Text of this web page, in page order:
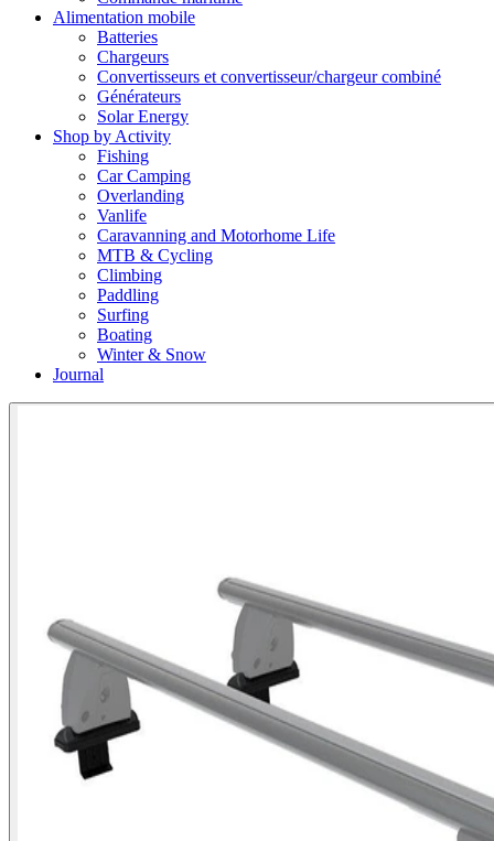
Alimentation mobile
Batteries
Chargeurs
Convertisseurs et convertisseur/chargeur combiné
Générateurs
Solar Energy
Shop by Activity
Fishing
Car Camping
Overlanding
Vanlife
Caravanning and Motorhome Life
MTB & Cycling
Climbing
Paddling
Surfing
Boating
Winter & Snow
Journal